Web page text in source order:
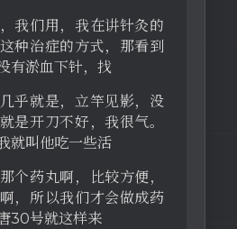
我们用，我在讲针灸的
种治症的方式，那看到
有淤血下针，找
乎就是，立竿见影，没
是开刀不好，我很气。
就叫他吃一些活
个药丸啊，比较方便，
，所以我们才会做成药
30号就这样来